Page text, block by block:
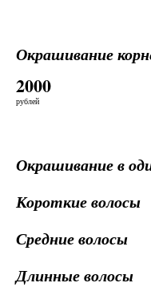
Окрашивание
2000
рублей
Окрашивание в
Короткие волосы
Средние волосы
Длинные волосы